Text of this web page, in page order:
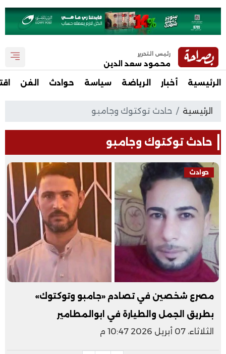
رئيس التحرير
محمود سعد الدين
الرئيسية أخبار الرياضة سياسة حوادث الفن
الرئيسية حادث توكتوك وجامبو
حادث توكتوك وجامبو
حوادث
مصرع شخصين في تصادم «جامبو وتوكتوك»
بطريق الجمل والطيارة في ابوالمطامير
الثلاثاء، 07 أبريل 2026 10:47 م